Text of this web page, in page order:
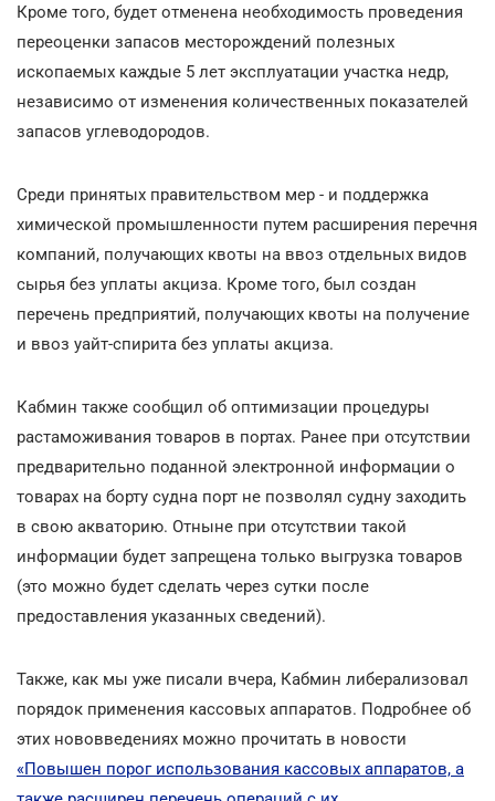
Кроме того, будет отменена необходимость проведения
переоценки запасов месторождений полезных
ископаемых каждые 5 лет эксплуатации участка недр,
независимо от изменения количественных показателей
запасов углеводородов.
Среди принятых правительством мер - и поддержка
химической промышленности путем расширения перечня
компаний, получающих квоты на ввоз отдельных видов
сырья без уплаты акциза. Кроме того, был создан
перечень предприятий, получающих квоты на получение
и ввоз уайт-спирита без уплаты акциза.
Кабмин также сообщил об оптимизации процедуры
растаможивания товаров в портах. Ранее при отсутствии
предварительно поданной электронной информации о
товарах на борту судна порт не позволял судну заходить
в свою акваторию. Отныне при отсутствии такой
информации будет запрещена только выгрузка товаров
(это можно будет сделать через сутки после
предоставления указанных сведений).
Также, как мы уже писали вчера, Кабмин либерализовал
порядок применения кассовых аппаратов. Подробнее об
этих нововведениях можно прочитать в новости
«Повышен порог использования кассовых аппаратов, а